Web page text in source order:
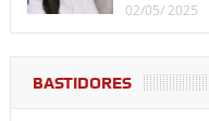
02/05/ 2025
BASTIDORES